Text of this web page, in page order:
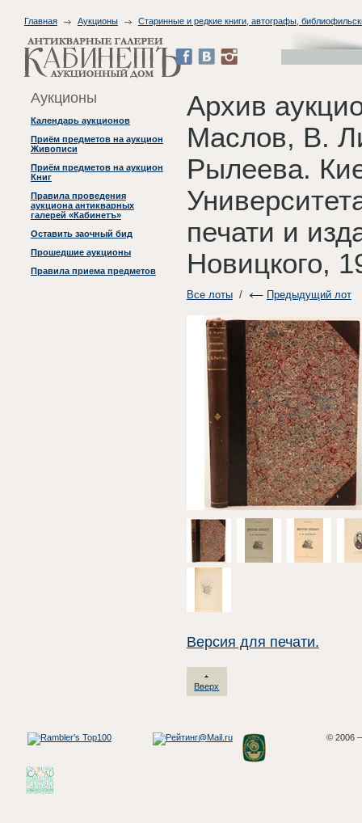
Главная Аукционы Старинные и редкие книги, автографы,
Аукционы
Календарь аукционов
Приём предметов на аукцион
Живописи
Приём предметов на аукцион
Книг
Правила проведения
аукциона антикварных
галерей «Кабинетъ»
Оставить заочный бид
Прошедшие аукционы
Правила приема предметов
Архив
Маслов, В.
Рылеева.
печати и
Новицкого,
Все лоты/ Предыдущий лот
Версия для печати.
Вверх
© 2006